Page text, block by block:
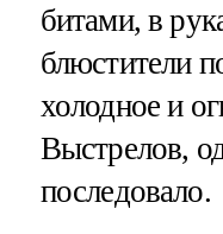
битами, в
блюстители
холодное и
Выстрелов,
последовало.